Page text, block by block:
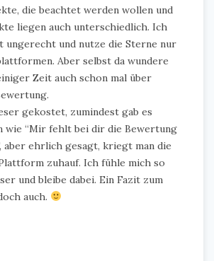
die beachtet werden wollen und
liegen auch unterschiedlich. Ich
ungerecht und nutze die Sterne nur
Aber selbst da wundere
Zeit auch schon mal über
gekostet, zumindest gab es
wie “Mir fehlt bei dir die Bewertung
aber ehrlich gesagt, kriegt man die
zuhauf. Ich fühle mich so
und bleibe dabei. Ein Fazit zum
auch.